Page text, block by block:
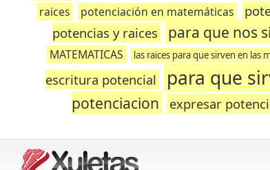
raices
potenciación en matemáticas
potencias y raices
para que nos
MATEMATICAS las raices para que sirven en las
escritura potencial
para que
potenciacion
expresar